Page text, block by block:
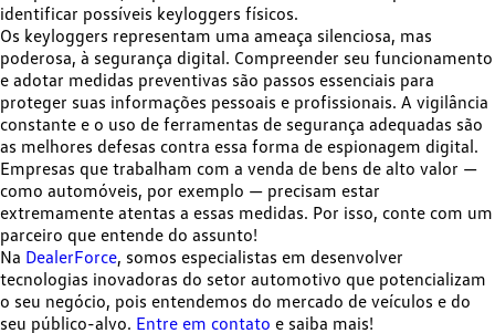
identificar possíveis keyloggers físicos.​
Os keyloggers representam uma ameaça silenciosa, mas
poderosa, à segurança digital. Compreender seu funcionamento
e adotar medidas preventivas são passos essenciais para
proteger suas informações pessoais e profissionais. A vigilância
constante e o uso de ferramentas de segurança adequadas são
as melhores defesas contra essa forma de espionagem digital.
Empresas que trabalham com a venda de bens de alto valor —
como automóveis, por exemplo — precisam estar
extremamente atentas a essas medidas. Por isso, conte com um
parceiro que entende do assunto!
Na DealerForce, somos especialistas em desenvolver
tecnologias inovadoras do setor automotivo que potencializam
o seu negócio, pois entendemos do mercado de veículos e do
seu público-alvo. Entre em contato e saiba mais!